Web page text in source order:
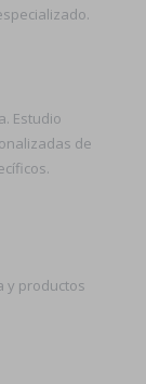
Estudio
de
y productos